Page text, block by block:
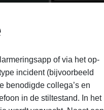
of via het op-
incident (bijvoorbeeld
benodigde collega’s en
in de stiltestand. In het